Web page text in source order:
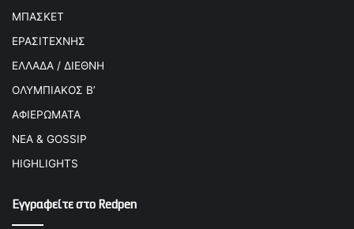
ΜΠΑΣΚΕΤ
ΕΡΑΣΙΤΕΧΝΗΣ
ΕΛΛΑΔΑ / ΔΙΕΘΝΗ
ΟΛΥΜΠΙΑΚΟΣ Β’
ΑΦΙΕΡΩΜΑΤΑ
ΝΕΑ & GOSSIP
HIGHLIGHTS
Εγγραφείτε στο Redpen